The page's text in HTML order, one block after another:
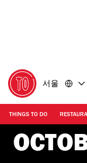
아
가
기
아
가
기
서울
THINGS TO DO